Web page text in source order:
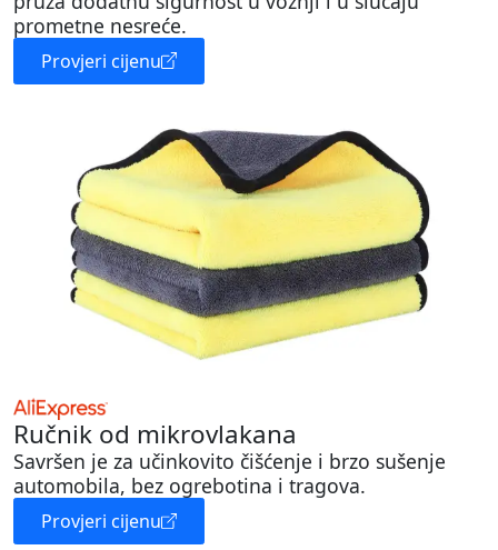
prometne nesreće.
Provjeri cijenu
Ručnik od mikrovlakana
Savršen je za učinkovito čišćenje i brzo sušenje
automobila, bez ogrebotina i tragova.
Provjeri cijenu